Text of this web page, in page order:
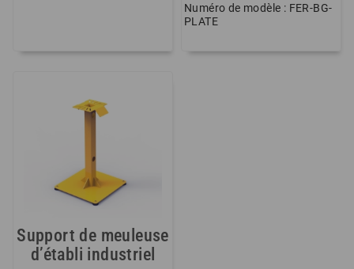
Numéro de modèle : FER-BG-
PLATE
Support de meuleuse
d’établi industriel